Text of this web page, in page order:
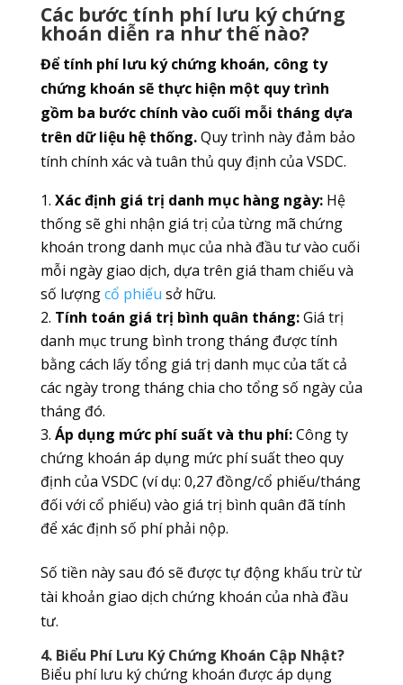
Các bước tính phí lưu ký chứng
khoán diễn ra như thế nào?
Để tính phí lưu ký chứng khoán, công ty
chứng khoán sẽ thực hiện một quy trình
gồm ba bước chính vào cuối mỗi tháng dựa
trên dữ liệu hệ thống.Quy trình này đảm bảo
tính chính xác và tuân thủ quy định của VSDC.
Xác định giá trị danh mục hàng ngày:Hệ
thống sẽ ghi nhận giá trị của từng mã chứng
khoán trong danh mục của nhà đầu tư vào cuối
mỗi ngày giao dịch, dựa trên giá tham chiếu và
số lượngcổ phiếu sở hữu.
Tính toán giá trị bình quân tháng:Giá trị
danh mục trung bình trong tháng được tính
bằng cách lấy tổng giá trị danh mục của tất cả
các ngày trong tháng chia cho tổng số ngày của
tháng đó.
Áp dụng mức phí suất và thu phí:Công ty
chứng khoán áp dụng mức phí suất theo quy
định của VSDC (ví dụ: 0,27 đồng/cổ phiếu/tháng
đối với cổ phiếu) vào giá trị bình quân đã tính
để xác định số phí phải nộp.
Số tiền này sau đó sẽ được tự động khấu trừ từ
tài khoản giao dịch chứng khoán của nhà đầu
tư.
4. Biểu Phí Lưu Ký Chứng Khoán Cập Nhật?
Biểu phí lưu ký chứng khoán được áp dụng